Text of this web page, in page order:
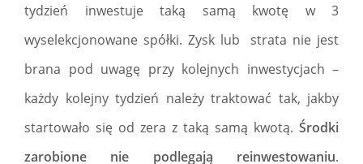
tydzień inwestuje taką samą kwotę w 3
wyselekcjonowane spółki. Zysk lub strata nie jest
brana pod uwagę przy kolejnych inwestycjach –
każdy kolejny tydzień należy traktować tak, jakby
startowało się od zera z taką samą kwotą. Środki
zarobione nie podlegają reinwestowaniu.